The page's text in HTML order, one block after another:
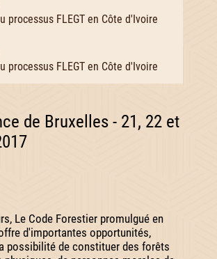
processus FLEGT en Côte d'Ivoire
processus FLEGT en Côte d'Ivoire
de Bruxelles - 21, 22 et
Le Code Forestier promulgué en
d'importantes opportunités,
possibilité de constituer des forêts